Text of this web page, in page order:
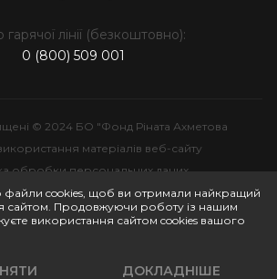
лінії (безкоштовно):
0 (800) 509 001
© 2024 БО "Фонд Ріната Ахметова
матеріалів веб-сайту
обробки персональних даних
Інтелектуальна власність
cookies, щоб ви отримали найкращий
сайтом. Продовжуючи роботу із нашим
використання сайтом cookies вашого
ДОКЛАДНІШЕ
Політики сайту